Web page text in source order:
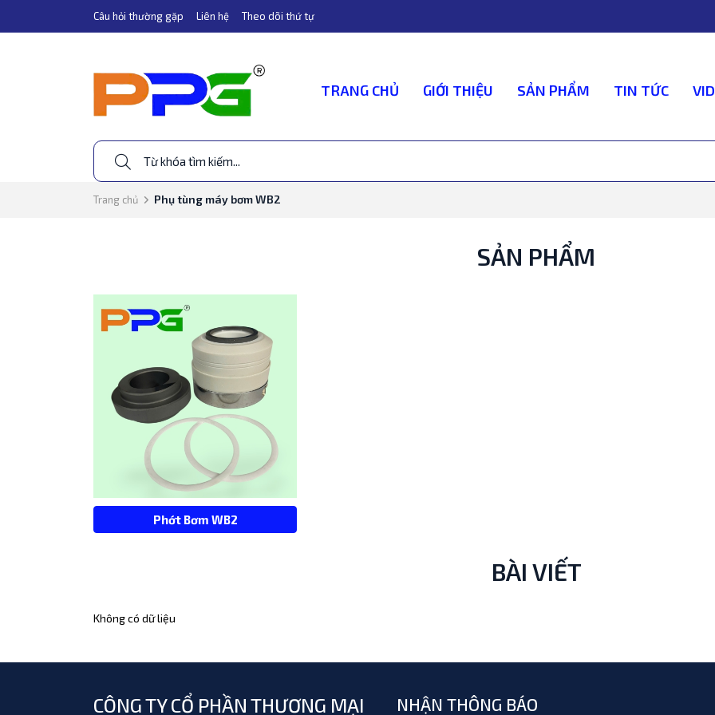
Câu hỏi thường gặp Liên hệ Theo dõi thứ tự
TRANG CHỦ GIỚI THIỆU SẢN PHẨM TIN TỨC
Trang chủ Phụ tùng máy bơm WB2
SẢN PHẨM
Phớt Bơm WB2
BÀI VIẾT
Không có dữ liệu
CÔNG TY CỔ PHẦN THƯƠNG MẠI NHẬN THÔNG BÁO